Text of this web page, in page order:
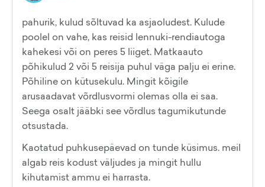
pahurik, kulud sõltuvad ka asjaoludest. Kulude
poolel on vahe, kas reisid lennuki-rendiautoga
kahekesi või on peres 5 liiget. Matkaauto
põhikulud 2 või 5 reisija puhul väga palju ei erine.
Põhiline on kütusekulu. Mingit kõigile
arusaadavat võrdlusvormi olemas olla ei saa.
Seega osalt jääbki see võrdlus tagumikutunde
otsustada.
Kaotatud puhkusepäevad on tunde küsimus. meil
algab reis kodust väljudes ja mingit hullu
kihutamist ammu ei harrasta.